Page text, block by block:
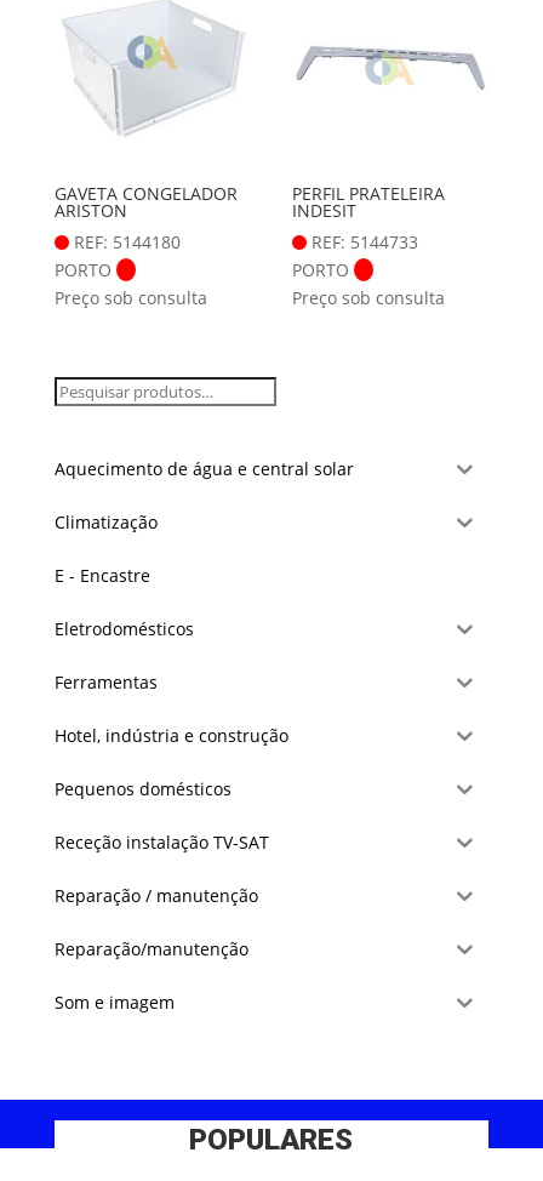
GAVETA CONGELADOR
ARISTON
REF: 5144180
PORTO
Preço sob consulta
PERFIL PRATELEIRA
INDESIT
REF: 5144733
PORTO
Preço sob consulta
Aquecimento de água e central solar
Climatização
E - Encastre
Eletrodomésticos
Ferramentas
Hotel, indústria e construção
Pequenos domésticos
Receção instalação TV-SAT
Reparação / manutenção
Reparação/manutenção
Som e imagem
POPULARES